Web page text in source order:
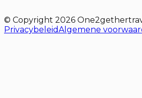
© Copyright 2026
PrivacybeleidAlgemene